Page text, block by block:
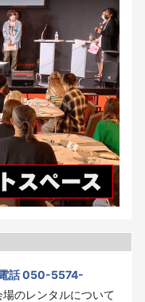
話 050-5574-
場のレンタルについて